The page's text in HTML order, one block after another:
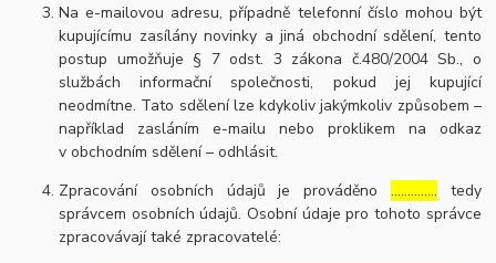
Na e-mailovou adresu, případně telefonní číslo mohou být
kupujícímu zasílány novinky a jiná obchodní sdělení, tento
postup umožňuje § 7 odst. 3 zákona č.480/2004 Sb., o
službách informační společnosti, pokud jej kupující
neodmítne. Tato sdělení lze kdykoliv jakýmkoliv způsobem –
například zasláním e-mailu nebo proklikem na odkaz
v obchodním sdělení – odhlásit.
Zpracování osobních údajů je prováděno………….. tedy
správcem osobních údajů. Osobní údaje pro tohoto správce
zpracovávají také zpracovatelé: